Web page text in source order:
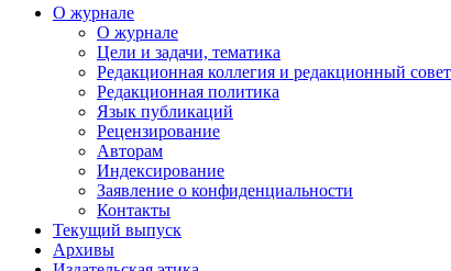
О журнале
О журнале
Цели и задачи, тематика
Редакционная коллегия и редакционный совет
Редакционная политика
Язык публикаций
Рецензирование
Авторам
Индексирование
Заявление о конфиденциальности
Контакты
Текущий выпуск
Архивы